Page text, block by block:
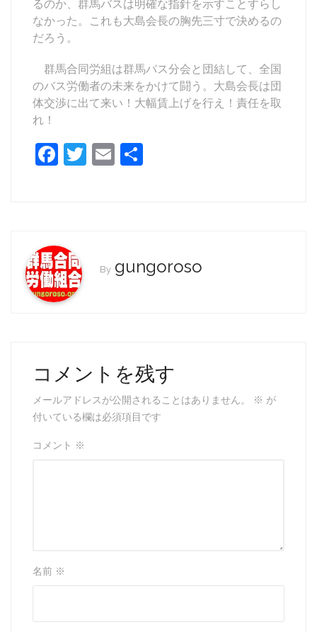
るのか、群馬バスは明確な指針を示すことすらし
なかった。これも大島会長の胸先三寸で決めるの
だろう。
群馬合同労組は群馬バス分会と団結して、全国
のバス労働者の未来をかけて闘う。大島会長は団
体交渉に出て来い！大幅賃上げを行え！責任を取
れ！
F
a
b
o
o
k
T
w
E
m
By gungoroso
コメントを残す
メールアドレスが公開されることはありません。 ※ が
付いている欄は必須項目です
コメント ※
名前 ※